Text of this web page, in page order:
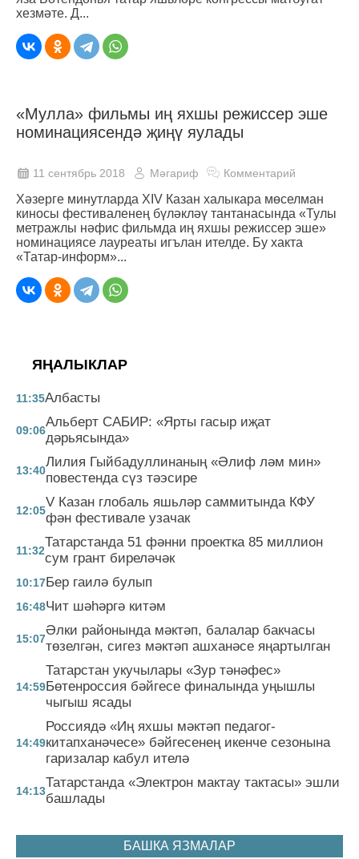
хезмәте. Д...
«Мулла» фильмы иң яхшы режиссер эше
номинациясендә җиңү яулады
11 сентябрь 2018 Мәгариф Комментарий
Хәзерге минутларда XIV Казан халыкара мөселман
киносы фестиваленең бүләкләү тантанасында «Тулы
метражлы нәфис фильмда иң яхшы режиссер эше»
номинациясе лауреаты игълан ителде. Бу хакта
«Татар-информ»...
ЯҢАЛЫКЛАР
11:35Албасты
09:06
Альберт САБИР: «Ярты гасыр иҗат
дәрьясында»
13:40
Лилия Гыйбадуллинаның «Әлиф ләм мин»
повестенда сүз тәэсире
12:05
V Казан глобаль яшьләр саммитында КФУ
фән фестивале узачак
11:32
Татарстанда 51 фәнни проектка 85 миллион
сум грант биреләчәк
10:17Бер гаилә булып
16:48Чит шәһәргә китәм
15:07
Әлки районында мәктәп, балалар бакчасы
төзелгән, сигез мәктәп ашханәсе яңартылган
14:59
Татарстан укучылары «Зур тәнәфес»
Бөтенроссия бәйгесе финалында уңышлы
чыгыш ясады
14:49
Россиядә «Иң яхшы мәктәп педагог-
китапханәчесе» бәйгесенең икенче сезонына
гаризалар кабул ителә
14:13
Татарстанда «Электрон мактау тактасы» эшли
башлады
БАШКА ЯЗМАЛАР